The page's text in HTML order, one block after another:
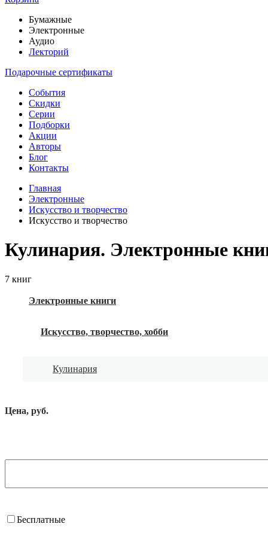
Бумажные
Электронные
Аудио
Лекторий
Подарочные сертификаты
События
Скидки
Серии
Подборки
Акции
Авторы
Блог
Контакты
Главная
Электронные
Искусство и творчество
Искусство и творчество
Кулинария. Электронные
7 книг
Электронные книги
Искусство, творчество, хобби
Кулинария
Цена, руб.
Бесплатные